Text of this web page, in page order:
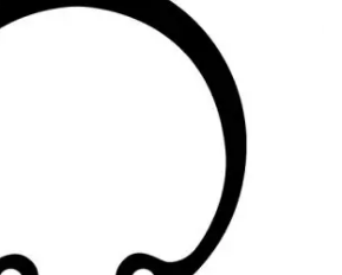
, 핀) 제조업체입니